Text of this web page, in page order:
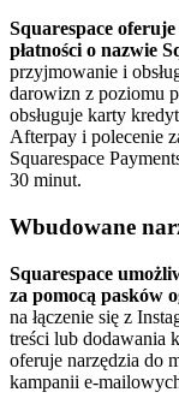
Squarespace
płatności o nazwie
przyjmowanie i
darowizn z poziomu
obsługuje karty
Afterpay i polecenie
Squarespace
30 minut.
Wbudowane
Squarespace
za pomocą pasków
na łączenie się z
treści lub dodawania
oferuje narzędzia do
kampanii e-